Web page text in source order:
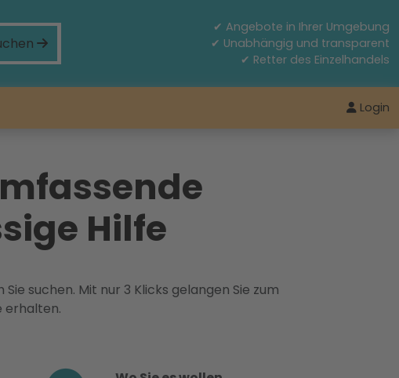
✔ Angebote in Ihrer Umgebung
✔ Unabhängig und transparent
✔ Retter des Einzelhandels
Login
Hilfe
suchen. Mit nur 3 Klicks gelangen Sie zum
erhalten.